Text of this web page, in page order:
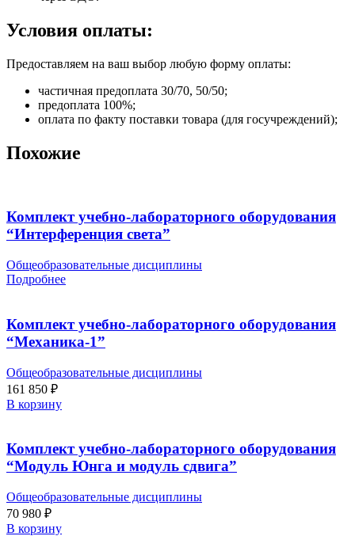
Условия оплаты:
Предоставляем на ваш выбор любую форму оплаты:
частичная предоплата 30/70, 50/50;
предоплата 100%;
оплата по факту поставки товара (для госучреждений);
Похожие
Комплект учебно-лабораторного оборудования
“Интерференция света”
Общеобразовательные дисциплины
Подробнее
Комплект учебно-лабораторного оборудования
“Механика-1”
Общеобразовательные дисциплины
161 850 ₽
В корзину
Комплект учебно-лабораторного оборудования
“Модуль Юнга и модуль сдвига”
Общеобразовательные дисциплины
70 980 ₽
В корзину